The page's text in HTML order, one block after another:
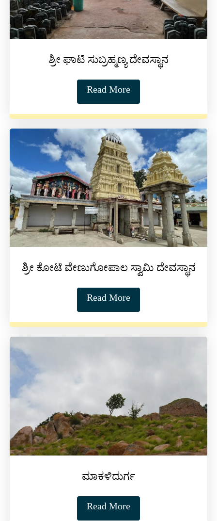
ಶ್ರೀ ಘಾಟಿ ಸುಬ್ರಹ್ಮಣ್ಯ ದೇವಸ್ಥಾನ
Read More
ಶ್ರೀ ಕೋಟೆ ವೇಣುಗೋಪಾಲ ಸ್ವಾಮಿ ದೇವಸ್ಥಾನ
Read More
ಮಾಕಳಿದುರ್ಗ
Read More